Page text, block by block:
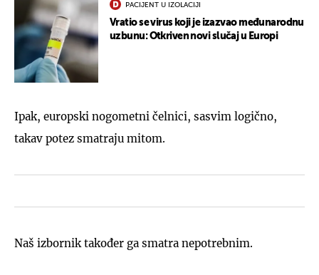
PACIJENT U IZOLACIJI
Vratio se virus koji je izazvao međunarodnu
uzbunu: Otkriven novi slučaj u Europi
Ipak, europski nogometni čelnici, sasvim logično,
takav potez smatraju mitom.
Naš izbornik također ga smatra nepotrebnim.